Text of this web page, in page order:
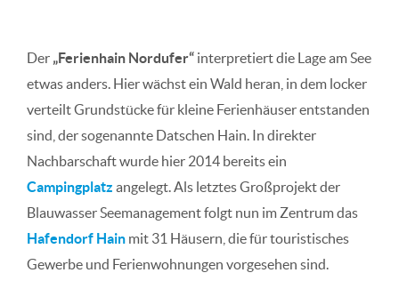
Der „Ferienhain Nordufer“ interpretiert die Lage am See
etwas anders. Hier wächst ein Wald heran, in dem locker
verteilt Grundstücke für kleine Ferienhäuser entstanden
sind, der sogenannte Datschen Hain. In direkter
Nachbarschaft wurde hier 2014 bereits ein
Campingplatz angelegt. Als letztes Großprojekt der
Blauwasser Seemanagement folgt nun im Zentrum das
Hafendorf Hain mit 31 Häusern, die für touristisches
Gewerbe und Ferienwohnungen vorgesehen sind.